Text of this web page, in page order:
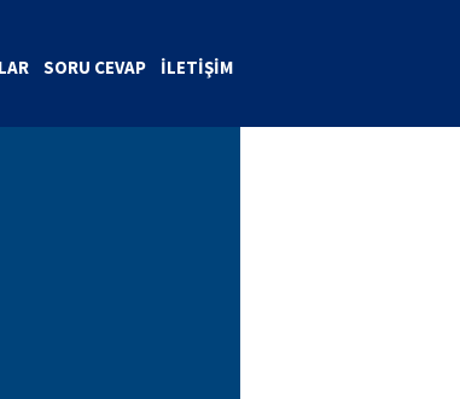
SORU CEVAP İLETİŞİM